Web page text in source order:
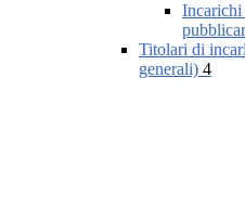
Incarichi
Titolari di
generali) 4